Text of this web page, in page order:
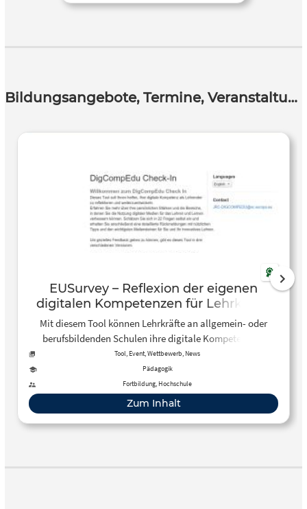
Bildungsangebote, Termine, Veranstaltungen
EUSurvey – Reflexion der eigenen
digitalen Kompetenzen für Lehrkräfte
an allgemein- oder berufsbildenden
Schulen
Mit diesem Tool können Lehrkräfte an allgemein- oder
berufsbildenden Schulen ihre digitale Kompetenz als
Lehrender reflektieren und weiterentwickeln.
Tool, Event, Wettbewerb, News
Pädagogik
Fortbildung, Hochschule
Zum Inhalt